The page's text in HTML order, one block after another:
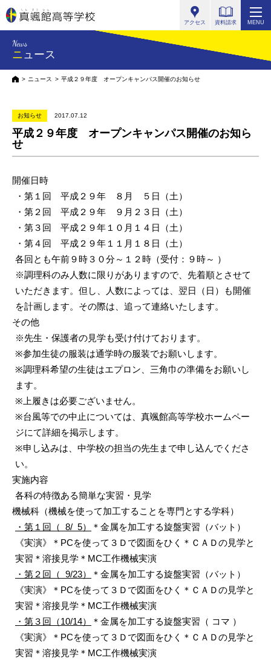
アクセス 資料請求 MENU
News
ニュース
HOMEニュース 平成２９年度 オープンキャンパス開催のお知らせ
お知らせ 2017.07.12
平成２９年度 オープンキャンパス開催のお知ら
せ
開催日時
・第１回 平成２９年 ８月 ５日（土）
・第２回 平成２９年 ９月２３日（土）
・第３回 平成２９年１０月１４日（土）
・第４回 平成２９年１１月１８日（土）
各回とも午前９時３０分～１２時（受付：９時～ ）
※調理科のみ人数に限りがありますので、先着順とさせて
いただきます。但し、人数によっては、翌日（日）も開催
を計画します。その際は、追って連絡いたします。
その他
※先生・保護者の見学も受け付けております。
※参加生徒の服装は通学時の服装でお願いします。
※調理科希望の生徒はエプロン、三角巾の準備をお願いし
ます。
※上履きは必要ございません。
※台風等での中止については、真颯館高等学校ホームペー
ジにて詳細を掲示します。
※申し込みは、中学校の担当の先生まで申し込んでくださ
い。
実施内容
各科の特徴ある簡単な実習・見学
機械科 （機械を使って加工することを専門とする学科）
・第１回（ 8/ 5）
＊金属を加工する旋盤実習（バット）
《実演》＊PCを使って３Ｄで図面をひく＊ＣＡＤの見学と
実習＊溶接見学＊MC工作機械実演
・第２回（ 9/23）
＊金属を加工する旋盤実習（バット）
《実演》＊PCを使って３Ｄで図面をひく＊ＣＡＤの見学と
実習＊溶接見学＊MC工作機械実演
・第３回（10/14）
＊金属を加工する旋盤実習（ コマ ）
《実演》＊PCを使って３Ｄで図面をひく＊ＣＡＤの見学と
実習＊溶接見学＊MC工作機械実演